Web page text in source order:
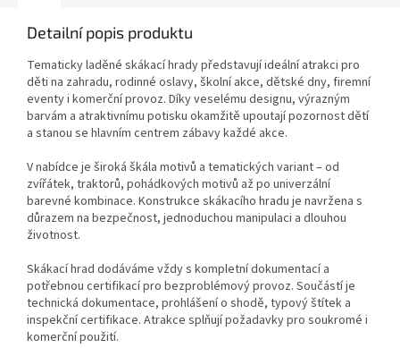
Detailní popis produktu
Tematicky laděné skákací hrady představují ideální atrakci pro
děti na zahradu, rodinné oslavy, školní akce, dětské dny, firemní
eventy i komerční provoz. Díky veselému designu, výrazným
barvám a atraktivnímu potisku okamžitě upoutají pozornost dětí
a stanou se hlavním centrem zábavy každé akce.
V nabídce je široká škála motivů a tematických variant – od
zvířátek, traktorů, pohádkových motivů až po univerzální
barevné kombinace. Konstrukce skákacího hradu je navržena s
důrazem na bezpečnost, jednoduchou manipulaci a dlouhou
životnost.
Skákací hrad dodáváme vždy s kompletní dokumentací a
potřebnou certifikací pro bezproblémový provoz. Součástí je
technická dokumentace, prohlášení o shodě, typový štítek a
inspekční certifikace. Atrakce splňují požadavky pro soukromé i
komerční použití.